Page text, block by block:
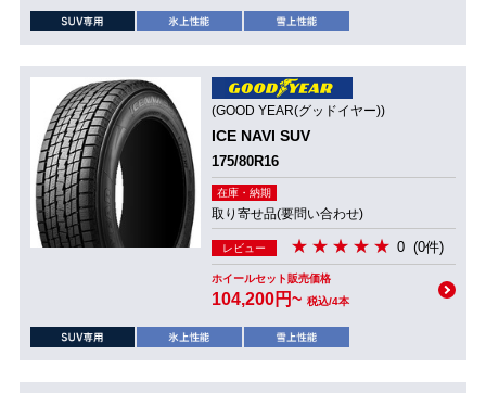
(GOOD YEAR(グッドイヤー))
ICE NAVI SUV
175/80R16
在庫・納期
取り寄せ品(要問い合わせ)
レビュー 0 (0件)
ホイールセット販売価格
104,200円~ 税込/4本